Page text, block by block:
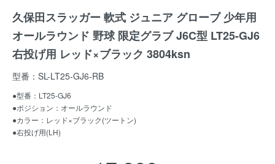
久保田スラッガー 軟式 ジュニア グローブ 少年用
オールラウンド 野球 限定グラブ J6C型 LT25-GJ6
右投げ用 レッド×ブラック 3804ksn
型番：SL-LT25-GJ6-RB
●型番：LT25-GJ6
●ポジション：オールラウンド
●カラー：レッド×ブラック(ツートン)
●右投げ用(LH)